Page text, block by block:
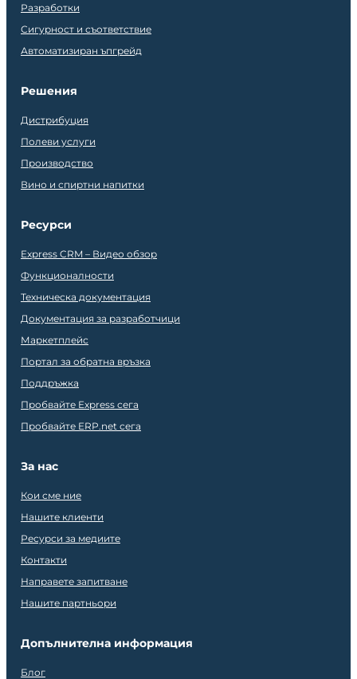
Разработки
Сигурност и съответствие
Автоматизиран ъпгрейд
Решения
Дистрибуция
Полеви услуги
Производство
Вино и спиртни напитки
Ресурси
Express CRM – Видео обзор
Функционалности
Техническа документация
Документация за разработчици
Маркетплейс
Портал за обратна връзка
Поддръжка
Пробвайте Express сега
Пробвайте ERP.net сега
За нас
Кои сме ние
Нашите клиенти
Ресурси за медиите
Контакти
Направете запитване
Нашите партньори
Допълнителна информация
Блог